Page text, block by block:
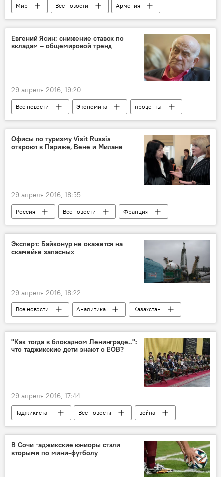
Мир Все новости
Армения
Ереван
взрыв Транспорт
Евгений Ясин: снижение ставок по
вкладам – общемировой тренд
29 апреля 2016, 19:20
Все новости Экономика
проценты
ставка рефинасирования
Мир
Россия
банк
Офисы по туризму Visit Russia
откроют в Париже, Вене и Милане
29 апреля 2016, 18:55
Россия Все новости
Франция
Туризм
Мир
Эксперт: Байконур не окажется на
скамейке запасных
29 апреля 2016, 18:22
Все новости Аналитика
Казахстан
Центральная Азия
космодром
Россия
Космос
"Как тогда в блокадном Ленинграде..":
что таджикские дети знают о ВОВ?
29 апреля 2016, 17:44
Таджикистан Все новости
война
9 мая - День Победы в Великой Отечественной войне
Великая Отечественная война (1941-1945)
школа
В Сочи таджикские юниоры стали
вторыми по мини-футболу